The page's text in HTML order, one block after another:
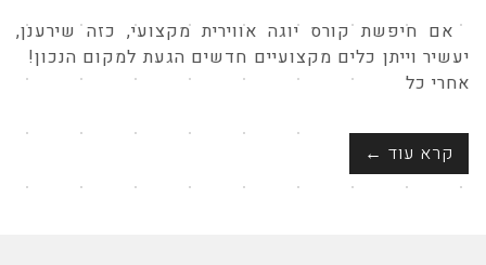
אם חיפשת קורס יוגה אווירית מקצועי, כזה שירענן,
יעשיר וייתן כלים מקצועיים חדשים הגעת למקום הנכון!
אחרי כל
קרא עוד ←